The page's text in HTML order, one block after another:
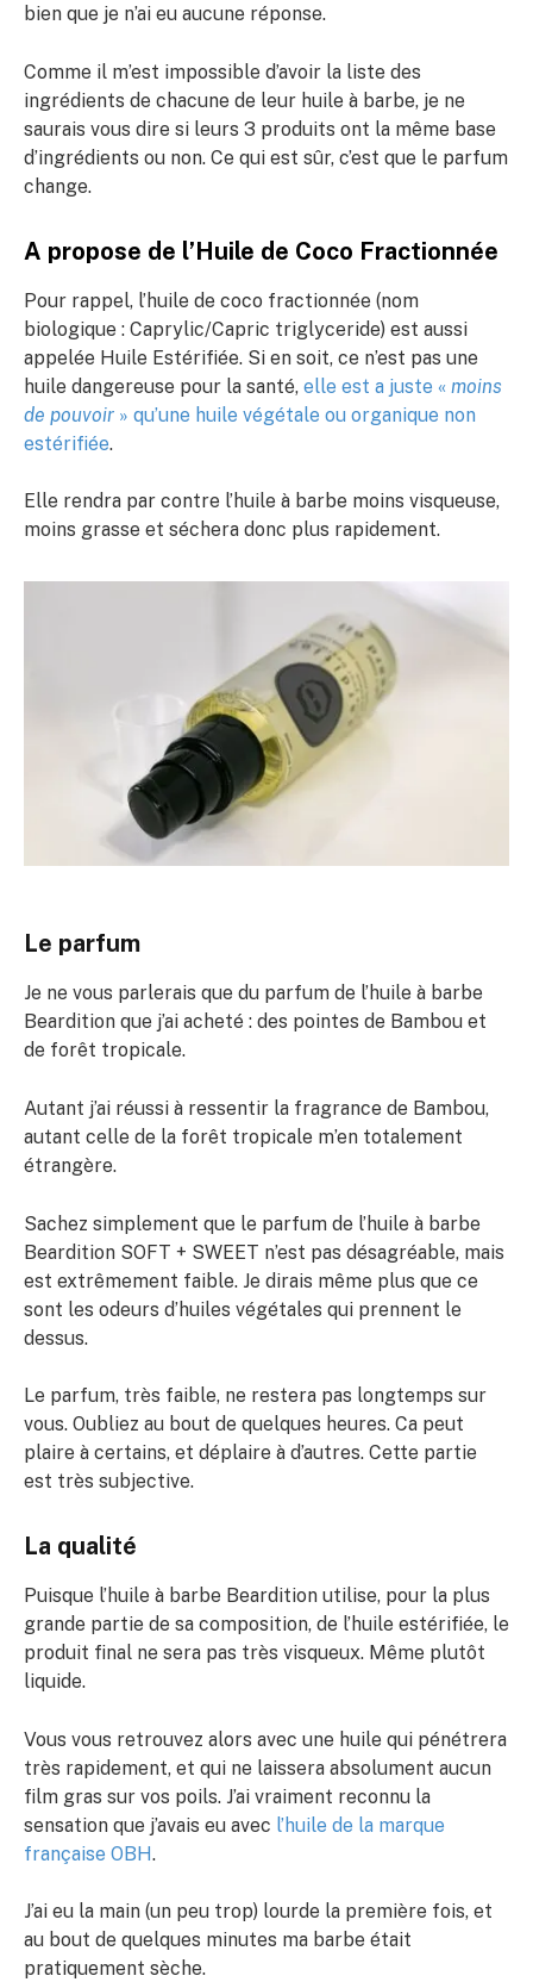
bien que je n’ai eu aucune réponse.
Comme il m’est impossible d’avoir la liste des
ingrédients de chacune de leur huile à barbe, je ne
saurais vous dire si leurs 3 produits ont la même base
d’ingrédients ou non. Ce qui est sûr, c’est que le parfum
change.
A propose de l’Huile de Coco Fractionnée
Pour rappel, l’huile de coco fractionnée (nom
biologique : Caprylic/Capric triglyceride) est aussi
appelée Huile Estérifiée. Si en soit, ce n’est pas une
huile dangereuse pour la santé, elle est a juste « moins
de pouvoir » qu’une huile végétale ou organique non
estérifiée.
Elle rendra par contre l’huile à barbe moins visqueuse,
moins grasse et séchera donc plus rapidement.
Le parfum
Je ne vous parlerais que du parfum de l’huile à barbe
Beardition que j’ai acheté : des pointes de Bambou et
de forêt tropicale.
Autant j’ai réussi à ressentir la fragrance de Bambou,
autant celle de la forêt tropicale m’en totalement
étrangère.
Sachez simplement que le parfum de l’huile à barbe
Beardition SOFT + SWEET n’est pas désagréable, mais
est extrêmement faible. Je dirais même plus que ce
sont les odeurs d’huiles végétales qui prennent le
dessus.
Le parfum, très faible, ne restera pas longtemps sur
vous. Oubliez au bout de quelques heures. Ca peut
plaire à certains, et déplaire à d’autres. Cette partie
est très subjective.
La qualité
Puisque l’huile à barbe Beardition utilise, pour la plus
grande partie de sa composition, de l’huile estérifiée, le
produit final ne sera pas très visqueux. Même plutôt
liquide.
Vous vous retrouvez alors avec une huile qui pénétrera
très rapidement, et qui ne laissera absolument aucun
film gras sur vos poils. J’ai vraiment reconnu la
sensation que j’avais eu avec l’huile de la marque
française OBH.
J’ai eu la main (un peu trop) lourde la première fois, et
au bout de quelques minutes ma barbe était
pratiquement sèche.